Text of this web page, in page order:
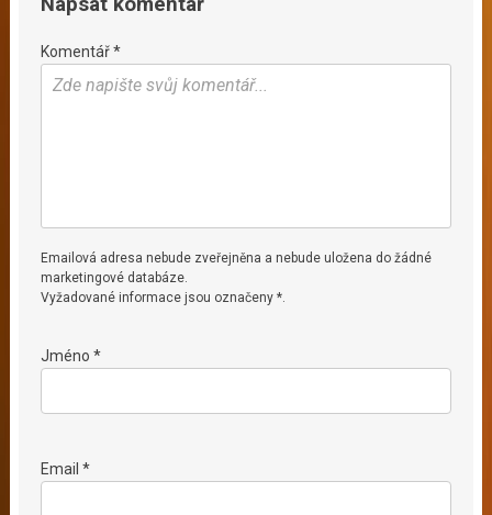
Komentář *
Emailová adresa nebude zveřejněna a nebude uložena do žádné
marketingové databáze.
Vyžadované informace jsou označeny *.
Jméno *
Email *